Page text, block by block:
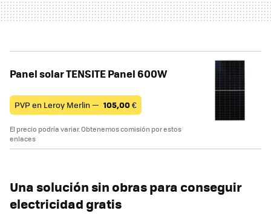
Panel solar TENSITE Panel 600W
PVP en Leroy Merlin — 105,00€
El precio podría variar. Obtenemos comisión por estos
enlaces
Una solución sin obras para conseguir
electricidad gratis